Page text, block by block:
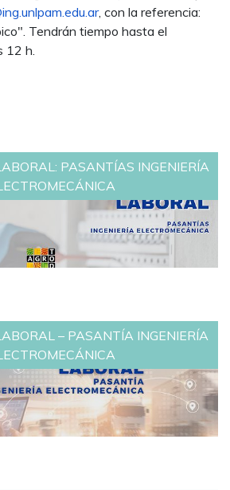
, con la referencia:
Tendrán tiempo hasta el
12 h.
PASANTÍAS INGENIERÍA
– PASANTÍA INGENIERÍA